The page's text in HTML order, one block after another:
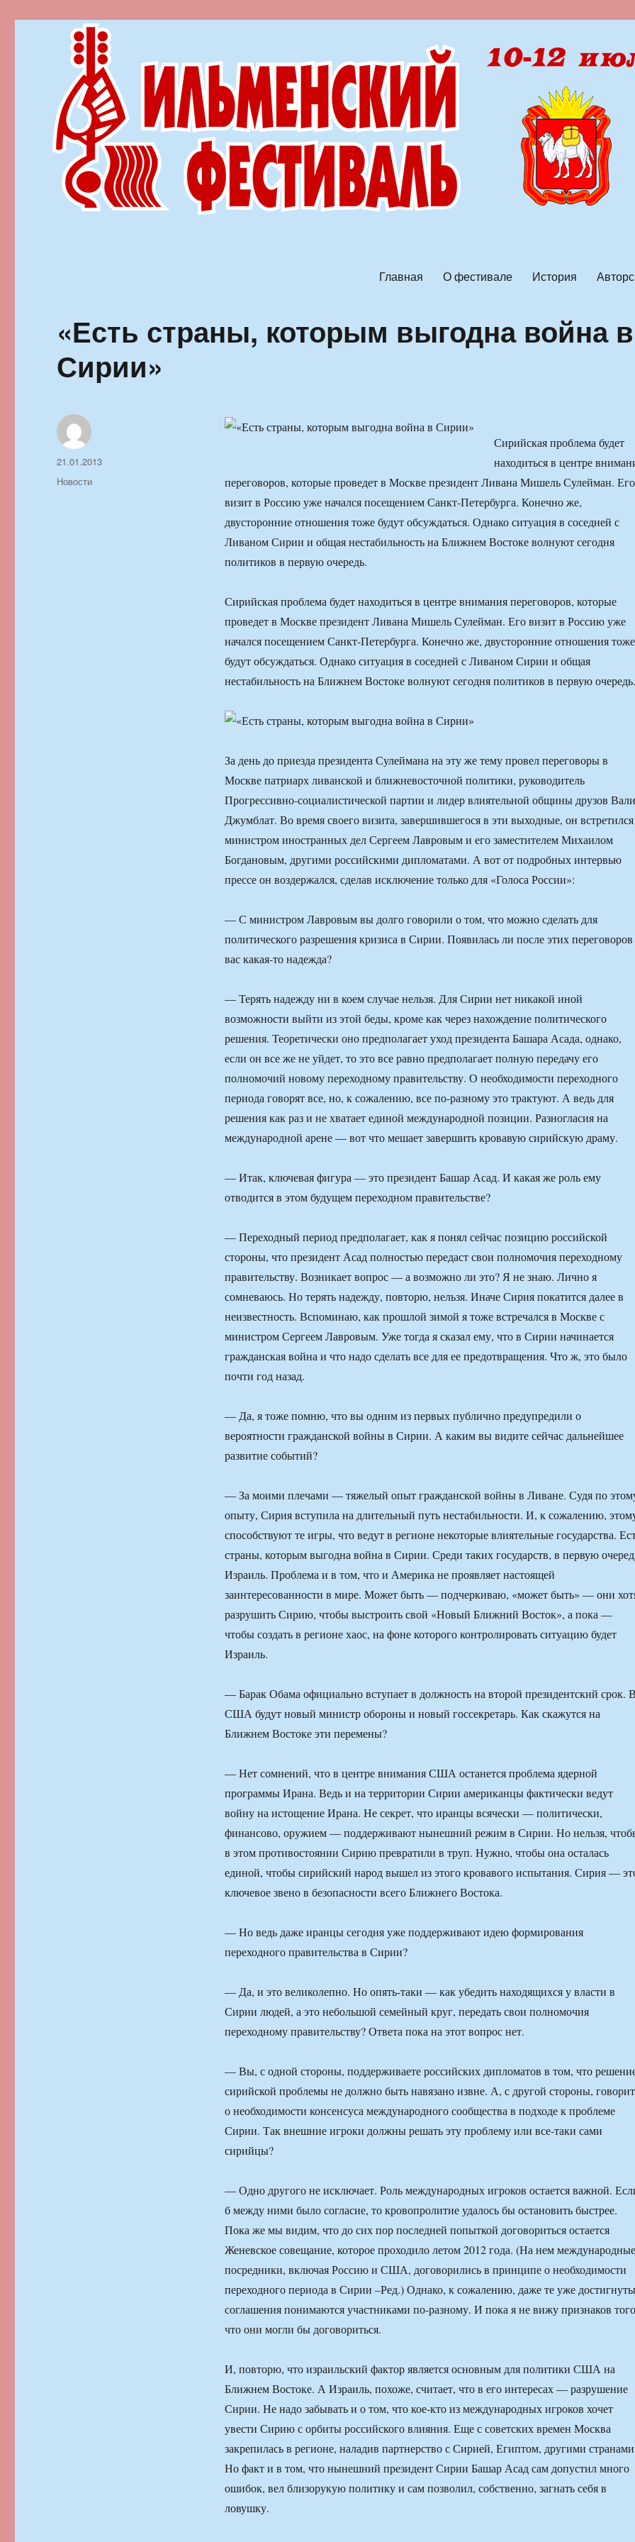
Главная О фестивале История
«Есть страны, которым выгодна война в
Сирии»
Сирийская проблема будет
находиться в центре
переговоров, которые проведет в Москве президент Ливана Мишель Сулейман. Его
визит в Россию уже начался посещением Санкт-Петербурга. Конечно же,
двусторонние отношения тоже будут обсуждаться. Однако ситуация в соседней с
Ливаном Сирии и общая нестабильность на Ближнем Востоке волнуют сегодня
политиков в первую очередь.
Сирийская проблема будет находиться в центре внимания переговоров, которые
проведет в Москве президент Ливана Мишель Сулейман. Его визит в Россию уже
начался посещением Санкт-Петербурга. Конечно же, двусторонние отношения тоже
будут обсуждаться. Однако ситуация в соседней с Ливаном Сирии и общая
нестабильность на Ближнем Востоке волнуют сегодня политиков в первую очередь.
За день до приезда президента Сулеймана на эту же тему провел переговоры в
Москве патриарх ливанской и ближневосточной политики, руководитель
Прогрессивно-социалистической партии и лидер влиятельной общины друзов
Джумблат. Во время своего визита, завершившегося в эти выходные, он
министром иностранных дел Сергеем Лавровым и его заместителем Михаилом
Богдановым, другими российскими дипломатами. А вот от подробных интервью
прессе он воздержался, сделав исключение только для «Голоса России»:
— С министром Лавровым вы долго говорили о том, что можно сделать для
политического разрешения кризиса в Сирии. Появилась ли после этих
вас какая-то надежда?
— Терять надежду ни в коем случае нельзя. Для Сирии нет никакой иной
возможности выйти из этой беды, кроме как через нахождение политического
решения. Теоретически оно предполагает уход президента Башара Асада, однако,
если он все же не уйдет, то это все равно предполагает полную передачу его
полномочий новому переходному правительству. О необходимости переходного
периода говорят все, но, к сожалению, все по-разному это трактуют. А ведь для
решения как раз и не хватает единой международной позиции. Разногласия на
международной арене — вот что мешает завершить кровавую сирийскую драму.
— Итак, ключевая фигура — это президент Башар Асад. И какая же роль ему
отводится в этом будущем переходном правительстве?
— Переходный период предполагает, как я понял сейчас позицию российской
стороны, что президент Асад полностью передаст свои полномочия переходному
правительству. Возникает вопрос — а возможно ли это? Я не знаю. Лично я
сомневаюсь. Но терять надежду, повторю, нельзя. Иначе Сирия покатится далее в
неизвестность. Вспоминаю, как прошлой зимой я тоже встречался в Москве с
министром Сергеем Лавровым. Уже тогда я сказал ему, что в Сирии начинается
гражданская война и что надо сделать все для ее предотвращения. Что ж, это было
почти год назад.
— Да, я тоже помню, что вы одним из первых публично предупредили о
вероятности гражданской войны в Сирии. А каким вы видите сейчас дальнейшее
развитие событий?
— За моими плечами — тяжелый опыт гражданской войны в Ливане. Судя по
опыту, Сирия вступила на длительный путь нестабильности. И, к сожалению,
способствуют те игры, что ведут в регионе некоторые влиятельные государства.
страны, которым выгодна война в Сирии. Среди таких государств, в первую
Израиль. Проблема и в том, что и Америка не проявляет настоящей
заинтересованности в мире. Может быть — подчеркиваю, «может быть» — они
разрушить Сирию, чтобы выстроить свой «Новый Ближний Восток», а пока —
чтобы создать в регионе хаос, на фоне которого контролировать ситуацию будет
Израиль.
— Барак Обама официально вступает в должность на второй президентский срок. В
США будут новый министр обороны и новый госсекретарь. Как скажутся на
Ближнем Востоке эти перемены?
— Нет сомнений, что в центре внимания США останется проблема ядерной
программы Ирана. Ведь и на территории Сирии американцы фактически ведут
войну на истощение Ирана. Не секрет, что иранцы всячески — политически,
финансово, оружием — поддерживают нынешний режим в Сирии. Но нельзя,
в этом противостоянии Сирию превратили в труп. Нужно, чтобы она осталась
единой, чтобы сирийский народ вышел из этого кровавого испытания. Сирия —
ключевое звено в безопасности всего Ближнего Востока.
— Но ведь даже иранцы сегодня уже поддерживают идею формирования
переходного правительства в Сирии?
— Да, и это великолепно. Но опять-таки — как убедить находящихся у власти в
Сирии людей, а это небольшой семейный круг, передать свои полномочия
переходному правительству? Ответа пока на этот вопрос нет.
— Вы, с одной стороны, поддерживаете российских дипломатов в том, что
сирийской проблемы не должно быть навязано извне. А, с другой стороны,
о необходимости консенсуса международного сообщества в подходе к проблеме
Сирии. Так внешние игроки должны решать эту проблему или все-таки сами
сирийцы?
— Одно другого не исключает. Роль международных игроков остается важной.
б между ними было согласие, то кровопролитие удалось бы остановить быстрее.
Пока же мы видим, что до сих пор последней попыткой договориться остается
Женевское совещание, которое проходило летом 2012 года. (На нем международные
посредники, включая Россию и США, договорились в принципе о необходимости
переходного периода в Сирии –Ред.) Однако, к сожалению, даже те уже
соглашения понимаются участниками по-разному. И пока я не вижу признаков
что они могли бы договориться.
И, повторю, что израильский фактор является основным для политики США на
Ближнем Востоке. А Израиль, похоже, считает, что в его интересах — разрушение
Сирии. Не надо забывать и о том, что кое-кто из международных игроков хочет
увести Сирию с орбиты российского влияния. Еще с советских времен Москва
закрепилась в регионе, наладив партнерство с Сирией, Египтом, другими
Но факт и в том, что нынешний президент Сирии Башар Асад сам допустил много
ошибок, вел близорукую политику и сам позволил, собственно, загнать себя в
ловушку.
Автор
Опубликовано
21.01.2013
Рубрики
Новости